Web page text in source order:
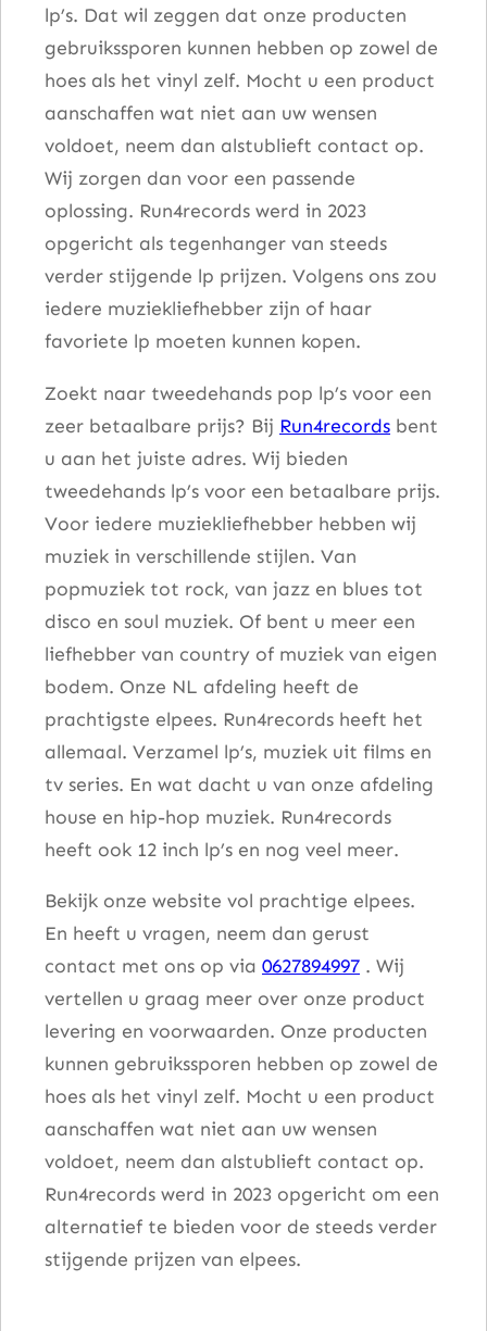
lp’s. Dat wil zeggen dat onze producten
gebruikssporen kunnen hebben op zowel de
hoes als het vinyl zelf. Mocht u een product
aanschaffen wat niet aan uw wensen
voldoet, neem dan alstublieft contact op.
Wij zorgen dan voor een passende
oplossing. Run4records werd in 2023
opgericht als tegenhanger van steeds
verder stijgende lp prijzen. Volgens ons zou
iedere muziekliefhebber zijn of haar
favoriete lp moeten kunnen kopen.
Zoekt naar tweedehands pop lp’s voor een
zeer betaalbare prijs? Bij Run4records bent
u aan het juiste adres. Wij bieden
tweedehands lp’s voor een betaalbare prijs.
Voor iedere muziekliefhebber hebben wij
muziek in verschillende stijlen. Van
popmuziek tot rock, van jazz en blues tot
disco en soul muziek. Of bent u meer een
liefhebber van country of muziek van eigen
bodem. Onze NL afdeling heeft de
prachtigste elpees. Run4records heeft het
allemaal. Verzamel lp’s, muziek uit films en
tv series. En wat dacht u van onze afdeling
house en hip-hop muziek. Run4records
heeft ook 12 inch lp’s en nog veel meer.
Bekijk onze website vol prachtige elpees.
En heeft u vragen, neem dan gerust
contact met ons op via 0627894997 . Wij
vertellen u graag meer over onze product
levering en voorwaarden. Onze producten
kunnen gebruikssporen hebben op zowel de
hoes als het vinyl zelf. Mocht u een product
aanschaffen wat niet aan uw wensen
voldoet, neem dan alstublieft contact op.
Run4records werd in 2023 opgericht om een
alternatief te bieden voor de steeds verder
stijgende prijzen van elpees.